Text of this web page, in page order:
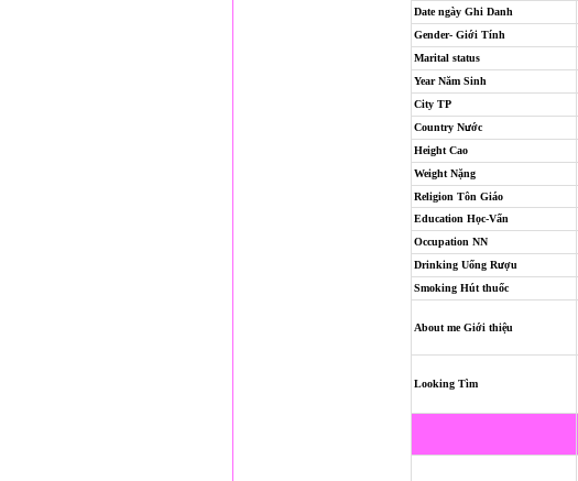
Date ngày Ghi Danh
Gender- Giới Tính
Marital status
Year Năm Sinh
City TP
Country Nước
Height Cao
Weight Nặng
Religion Tôn Giáo
Education Học-Vấn
Occupation NN
Drinking Uống Rượu
Smoking Hút thuốc
About me Giới thiệu
Looking Tìm